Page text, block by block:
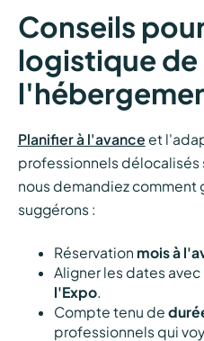
Conseils
logistique de
Planifier à l'avance et
professionnels délocalisés
nous demandiez comment
suggérons :
Réservation mois à
Aligner les dates avec
l'Expo.
Compte tenu de
professionnels qui